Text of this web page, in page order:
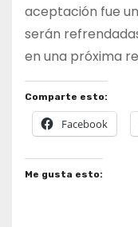
aceptación fue
serán
en una próxima
Comparte esto:
Facebook
Me gusta esto: